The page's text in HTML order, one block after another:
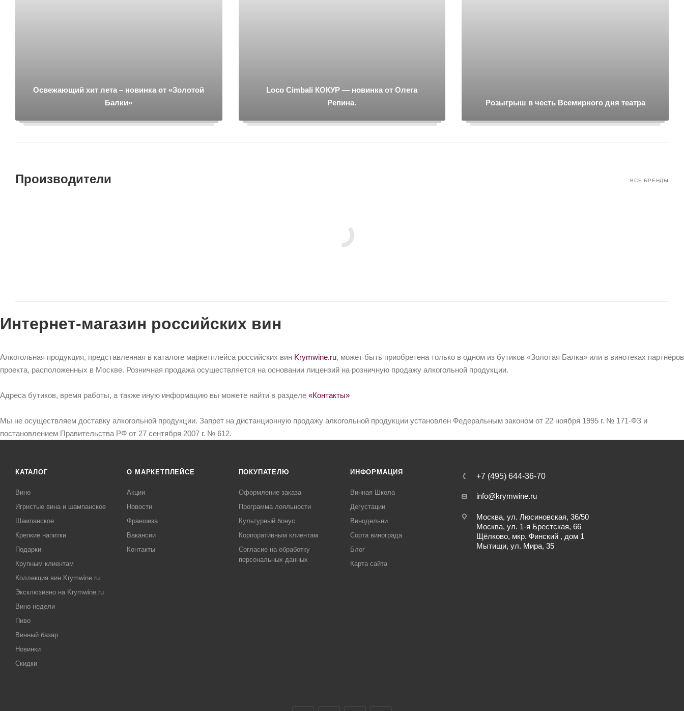
Освежающий хит лета – новинка от «Золотой
Балки»
Loco Cimbali КОКУР — новинка от Олега
Репина.
Розыгрыш в честь Всемирного дня театра
Производители ВСЕ БРЕНДЫ
Интернет-магазин российских вин
Алкогольная продукция, представленная в каталоге маркетплейса российских вин Krymwine.ru, может быть приобретена только в одном из бутиков «Золотая Балка» или в винотеках партнёров
проекта, расположенных в Москве. Розничная продажа осуществляется на основании лицензий на розничную продажу алкогольной продукции.
Адреса бутиков, время работы, а также иную информацию вы можете найти в разделе «Контакты»
Мы не осуществляем доставку алкогольной продукции. Запрет на дистанционную продажу алкогольной продукции установлен Федеральным законом от 22 ноября 1995 г. № 171-ФЗ и
постановлением Правительства РФ от 27 сентября 2007 г. № 612.
КАТАЛОГ
Вино
Игристые вина и шампанское
Шампанское
Крепкие напитки
Подарки
Крупным клиентам
Коллекция вин Krymwine.ru
Эксклюзивно на Krymwine.ru
Вино недели
Пиво
Винный базар
Новинки
Скидки
О МАРКЕТПЛЕЙСЕ
Акции
Новости
Франшиза
Вакансии
Контакты
ПОКУПАТЕЛЮ
Оформление заказа
Программа лояльности
Культурный бонус
Корпоративным клиентам
Согласие на обработку
персональных данных
ИНФОРМАЦИЯ
Винная Школа
Дегустации
Винодельни
Сорта винограда
Блог
Карта сайта
+7 (495) 644-36-70
info@krymwine.ru
Москва, ул. Люсиновская, 36/50
Москва, ул. 1-я Брестская, 66
Щёлково, мкр. Финский , дом 1
Мытищи, ул. Мира, 35